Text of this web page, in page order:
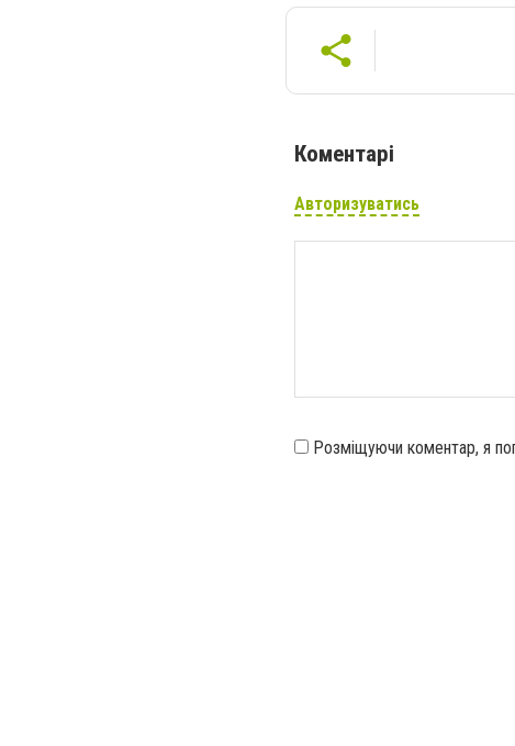
Коментарі
Авторизуватись
Розміщуючи коментар, я